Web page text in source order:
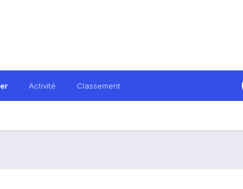
Activité Classement